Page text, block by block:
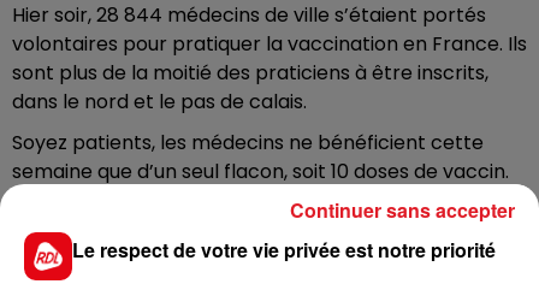
Hier soir, 28 844 médecins de ville s’étaient portés
volontaires pour pratiquer la vaccination en France. Ils
sont plus de la moitié des praticiens à être inscrits,
dans le nord et le pas de calais.
Soyez patients, les médecins ne bénéficient cette
semaine que d’un seul flacon, soit 10 doses de vaccin.
Un chiffre qui doit progressivement monter en
puissance. (Ils bénéficieront de 2 à 3 flacons la
semaine prochaine)
Le respect de votre vie privée est notre priorité
Continuer sans accepter